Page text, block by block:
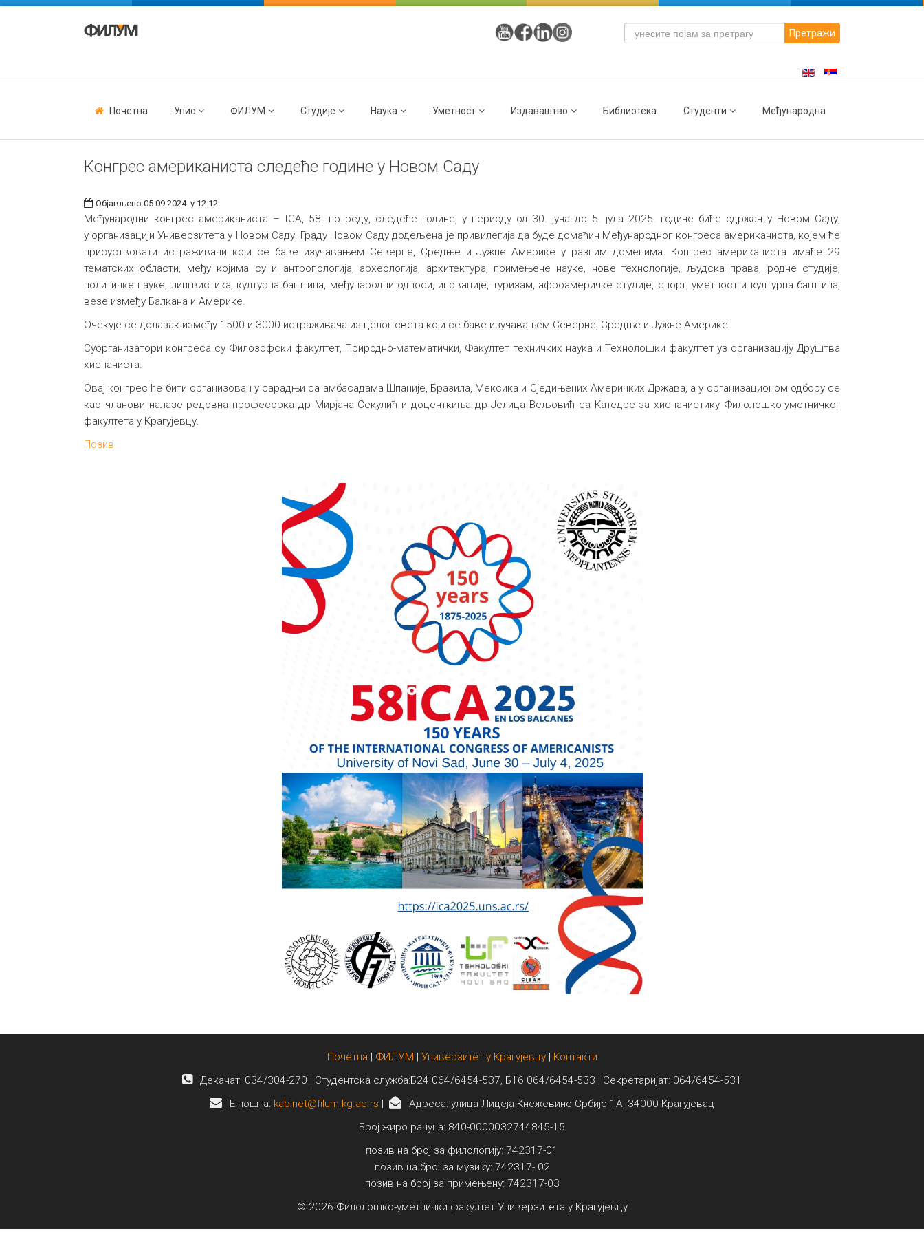
Претражи
Почетна Упис ФИЛУМ Студије Наука Уметност Издаваштво Библиотека Студенти Међународна
Конгрес американиста следеће године у Новом Саду
Објављено 05.09.2024. у 12:12
Међународни конгрес американиста – ICA, 58. по реду, следеће године, у периоду од 30. јуна до 5. јула 2025. године биће одржан у Новом Саду,
у организацији Универзитета у Новом Саду. Граду Новом Саду додељена је привилегија да буде домаћин Међународног конгреса американиста, којем ће
присуствовати истраживачи који се баве изучавањем Северне, Средње и Јужне Америке у разним доменима. Конгрес американиста имаће 29
тематских области, међу којима су и антропологија, археологија, архитектура, примењене науке, нове технологије, људска права, родне студије,
политичке науке, лингвистика, културна баштина, међународни односи, иновације, туризам, афроамеричке студије, спорт, уметност и културна баштина,
везе између Балкана и Америке.
Очекује се долазак између 1500 и 3000 истраживача из целог света који се баве изучавањем Северне, Средње и Јужне Америке.
Суорганизатори конгреса су Филозофски факултет, Природно-математички, Факултет техничких наука и Технолошки факултет уз организацију Друштва
хиспаниста.
Овај конгрес ће бити организован у сарадњи са амбасадама Шпаније, Бразила, Мексика и Сједињених Америчких Држава, а у организационом одбору се
као чланови налазе редовна професорка др Мирјана Секулић и доценткиња др Јелица Вељовић са Катедре за хиспанистику Филолошко-уметничког
факултета у Крагујевцу.
Позив
Почетна | ФИЛУМ | Универзитет у Крагујевцу| Контакти
Деканат: 034/304-270 | Студентска служба:Б24 064/6454-537, Б16 064/6454-533 | Секретаријат: 064/6454-531
E-пошта: kabinet@filum.kg.ac.rs |
Адреса: улица Лицеја Кнежевине Србије 1А, 34000 Крагујевац
Број жиро рачуна: 840-0000032744845-15
позив на број за филологију: 742317-01
позив на број за музику: 742317- 02
позив на број за примењену: 742317-03
© 2026 Филолошко-уметнички факултет Универзитета у Крагујевцу